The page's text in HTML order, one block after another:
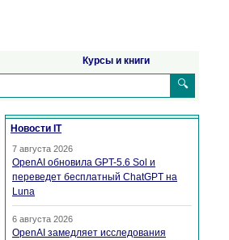
Курсы и книги
🔍
Новости IT
7 августа 2026
OpenAI обновила GPT-5.6 Sol и
переведет бесплатный ChatGPT на
Luna
6 августа 2026
OpenAI замедляет исследования